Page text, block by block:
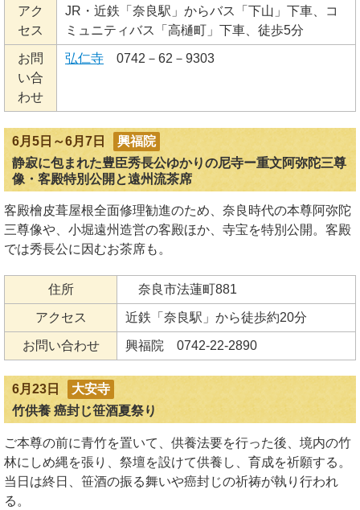
アク
セス
JR・近鉄「奈良駅」からバス「下山」下車、コ
ミュニティバス「高樋町」下車、徒歩5分
お問
い合
わせ
弘仁寺 0742－62－9303
6月5日～6月7日
興福院
静寂に包まれた豊臣秀長公ゆかりの尼寺ー重文阿弥陀三尊
像・客殿特別公開と遠州流茶席
客殿檜皮葺屋根全面修理勧進のため、奈良時代の本尊阿弥陀
三尊像や、小堀遠州造営の客殿ほか、寺宝を特別公開。客殿
では秀長公に因むお茶席も。
住所 奈良市法蓮町881
アクセス 近鉄「奈良駅」から徒歩約20分
お問い合わせ 興福院 0742-22-2890
6月23日
大安寺
竹供養 癌封じ笹酒夏祭り
ご本尊の前に青竹を置いて、供養法要を行った後、境内の竹
林にしめ縄を張り、祭壇を設けて供養し、育成を祈願する。
当日は終日、笹酒の振る舞いや癌封じの祈祷が執り行われ
る。